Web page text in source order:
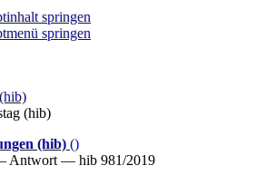
springen
springen
(hib)
(hib) ()
Antwort — hib 981/2019